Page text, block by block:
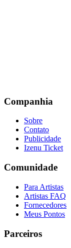
Companhia
Sobre
Contato
Publicidade
Izenu Ticket
Comunidade
Para Artistas
Artistas FAQ
Fornecedores
Meus Pontos
Parceiros